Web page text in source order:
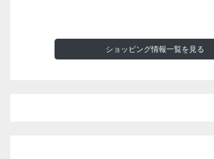
ショッピング情報一覧を見る